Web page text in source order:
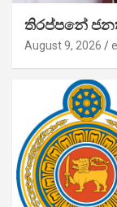
තිරප්පනේ
August 9, 2026